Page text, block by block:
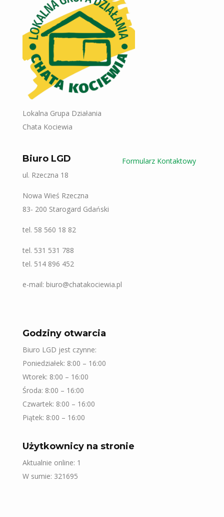
Lokalna Grupa Działania
Chata Kociewia
Biuro LGD
ul. Rzeczna 18
Nowa Wieś Rzeczna
83- 200 Starogard Gdański
tel. 58 560 18 82
tel. 531 531 788
tel. 514 896 452
e-mail: biuro@chatakociewia.pl
Formularz Kontaktowy
Godziny otwarcia
Biuro LGD jest czynne:
Poniedziałek: 8:00 – 16:00
Wtorek: 8:00 – 16:00
Środa: 8:00 – 16:00
Czwartek: 8:00 – 16:00
Piątek: 8:00 – 16:00
Użytkownicy na stronie
Aktualnie online: 1
W sumie: 321695